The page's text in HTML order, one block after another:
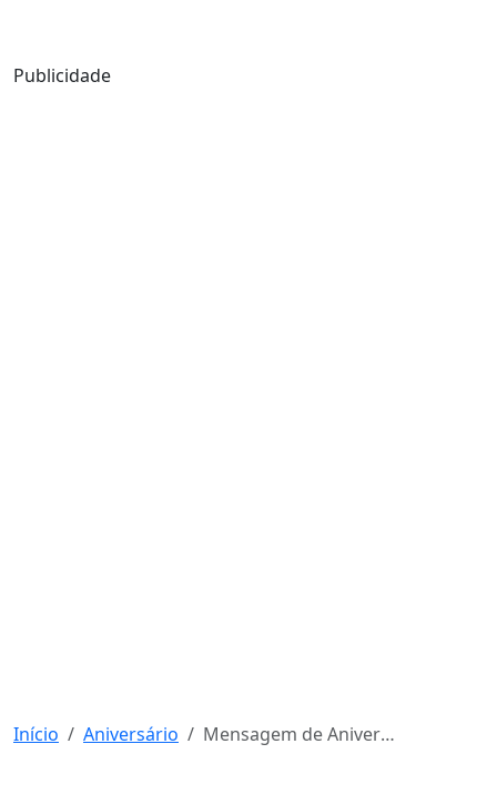
Publicidade
Início Aniversário Mensagem de Aniversário: Como Criar Votos Inesquecíveis e Cheios de Amor